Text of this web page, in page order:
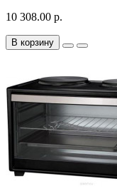
10 308.00 р.
В корзину